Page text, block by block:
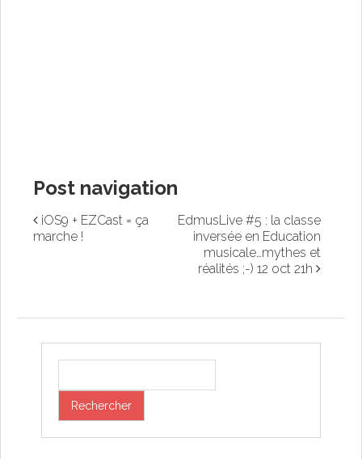
Post navigation
iOS9 + EZCast = ça
marche !
EdmusLive #5 : la classe
inversée en Education
musicale…mythes et
réalités ;-) 12 oct 21h